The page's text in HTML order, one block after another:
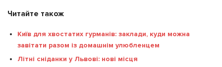
Читайте також
Київ для хвостатих гурманів: заклади, куди можна
завітати разом із домашнім улюбленцем
Літні сніданки у Львові: нові місця